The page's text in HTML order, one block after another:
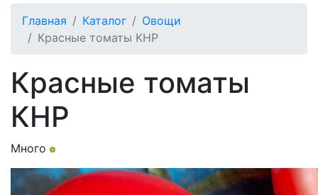
Главная Каталог
Овощи
Красные томаты КНР
Красные томаты
КНР
Много